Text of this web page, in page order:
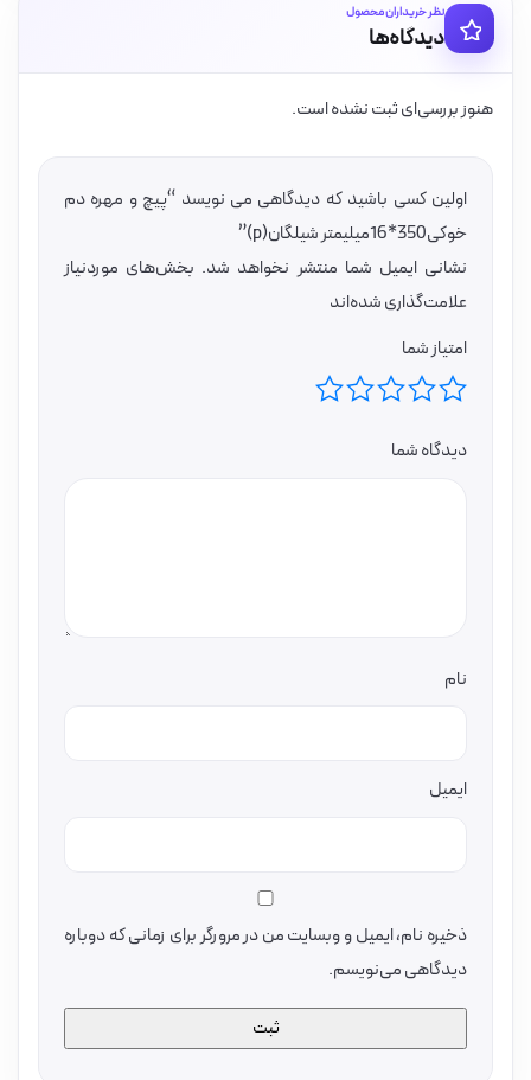
نظر خریداران محصول
دیدگاه‌ها
هنوز بررسی‌ای ثبت نشده است.
اولین کسی باشید که دیدگاهی می نویسد “پیچ و مهره دم
خوکی350*16میلیمتر شیلگان(p)”
نشانی ایمیل شما منتشر نخواهد شد. بخش‌های موردنیاز
علامت‌گذاری شده‌اند
امتیاز شما
دیدگاه شما
نام
ایمیل
ذخیره نام، ایمیل و وبسایت من در مرورگر برای زمانی که دوباره
دیدگاهی می‌نویسم.